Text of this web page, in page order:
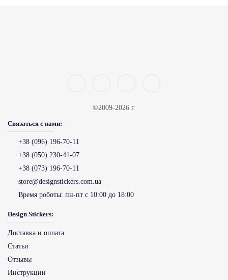
©2009-2026 г.
Связаться с нами:
+38 (096) 196-70-11
+38 (050) 230-41-07
+38 (073) 196-70-11
store@designstickers.com.ua
Время роботы: пн-пт с 10:00 до 18:00
Design Stickers:
Доставка и оплата
Статьи
Отзывы
Инструкции